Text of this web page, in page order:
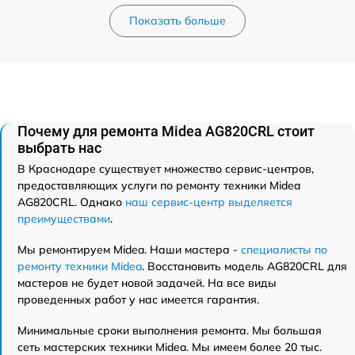
Показать больше
Почему для ремонта Midea AG820CRL стоит
выбрать нас
В Краснодаре существует множество сервис-центров,
предоставляющих услуги по ремонту техники Midea
AG820CRL. Однако наш сервис-центр выделяется
преимуществами.
Мы ремонтируем Midea. Наши мастера - специалисты по
ремонту техники Midea. Восстановить модель AG820CRL для
мастеров не будет новой задачей. На все виды
проведенных работ у нас имеется гарантия.
Минимальные сроки выполнения ремонта. Мы большая
сеть мастерских техники Midea. Мы имеем более 20 тыс.